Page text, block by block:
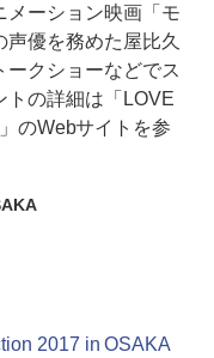
ーション映画「モ
優を務めた屋比久
クショーなどでス
トの詳細は「LOVE
のWebサイトを参
2017 in OSAKA